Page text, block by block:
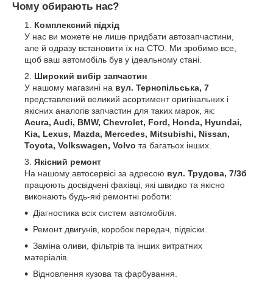
Чому обирають нас?
Комплексний підхід
У нас ви можете не лише придбати автозапчастини,
але й одразу встановити їх на СТО. Ми зробимо все,
щоб ваш автомобіль був у ідеальному стані.
Широкий вибір запчастин
У нашому магазині на вул. Тернопільська, 7
представлений великий асортимент оригінальних і
якісних аналогів запчастин для таких марок, як:
Acura, Audi, BMW, Chevrolet, Ford, Honda, Hyundai,
Kia, Lexus, Mazda, Mercedes, Mitsubishi, Nissan,
Toyota, Volkswagen, Volvo та багатьох інших.
Якісний ремонт
На нашому автосервісі за адресою вул. Трудова, 7/3б
працюють досвідчені фахівці, які швидко та якісно
виконають будь-які ремонтні роботи:
Діагностика всіх систем автомобіля.
Ремонт двигунів, коробок передач, підвіски.
Заміна оливи, фільтрів та інших витратних
матеріалів.
Відновлення кузова та фарбування.